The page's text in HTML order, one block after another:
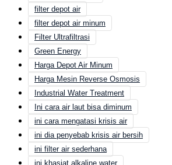
filter depot air
filter depot air minum
Filter Ultrafiltrasi
Green Energy
Harga Depot Air Minum
Harga Mesin Reverse Osmosis
Industrial Water Treatment
Ini cara air laut bisa diminum
ini cara mengatasi krisis air
ini dia penyebab krisis air bersih
ini filter air sederhana
ini khasiat alkaline water